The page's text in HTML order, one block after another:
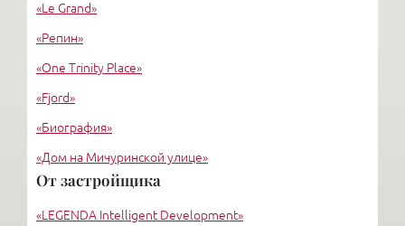
«Le Grand»
«Репин»
«One Trinity Place»
«Fjord»
«Биография»
«Дом на Мичуринской улице»
«Крестовский, 12»
«Ориенталь»
От застройщика
«LEGENDA Intelligent Development»